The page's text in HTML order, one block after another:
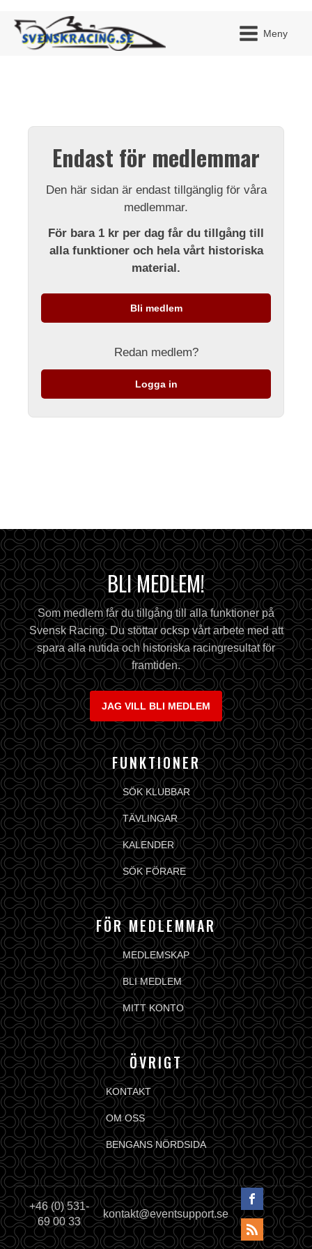
Meny
Endast för medlemmar
Den här sidan är endast tillgänglig för våra
medlemmar.
För bara 1 kr per dag får du tillgång till
alla funktioner och hela vårt historiska
material.
Bli medlem
Redan medlem?
Logga in
BLI MEDLEM!
Som medlem får du tillgång till alla funktioner på
Svensk Racing. Du stöttar ocksp vårt arbete med att
spara alla nutida och historiska racingresultat för
framtiden.
JAG VILL BLI MEDLEM
FUNKTIONER
SÖK KLUBBAR
TÄVLINGAR
KALENDER
SÖK FÖRARE
FÖR MEDLEMMAR
MEDLEMSKAP
BLI MEDLEM
MITT KONTO
ÖVRIGT
KONTAKT
OM OSS
BENGANS NÖRDSIDA
+46 (0) 531-
69 00 33
kontakt@eventsupport.se